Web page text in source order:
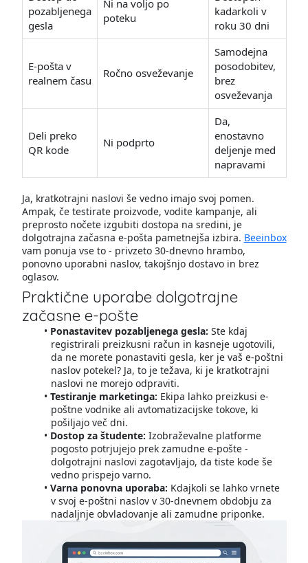
pozabljenega
gesla
Ni na voljo po
poteku
kadarkoli v
roku 30 dni
E-pošta v
realnem času
Ročno osveževanje
Samodejna
posodobitev,
brez
osveževanja
Deli preko
QR kode
Ni podprto
Da,
enostavno
deljenje med
napravami
Ja, kratkotrajni naslovi še vedno imajo svoj pomen.
Ampak, če testirate proizvode, vodite kampanje, ali
preprosto nočete izgubiti dostopa na sredini, je
dolgotrajna začasna e-pošta pametnejša izbira. Beeinbox
vam ponuja vse to - privzeto 30-dnevno hrambo,
ponovno uporabni naslov, takojšnjo dostavo in brez
oglasov.
Praktične uporabe dolgotrajne
začasne e-pošte
Ponastavitev pozabljenega gesla: Ste kdaj
registrirali preizkusni račun in kasneje ugotovili,
da ne morete ponastaviti gesla, ker je vaš e-poštni
naslov potekel? Ja, to je težava, ki je kratkotrajni
naslovi ne morejo odpraviti.
Testiranje marketinga: Ekipa lahko preizkusi e-
poštne vodnike ali avtomatizacijske tokove, ki
pošiljajo več dni.
Dostop za študente: Izobraževalne platforme
pogosto potrjujejo prek zamudne e-pošte -
dolgotrajni naslovi zagotavljajo, da tiste kode še
vedno prispejo varno.
Varna ponovna uporaba: Kdajkoli se lahko vrnete
v svoj e-poštni naslov v 30-dnevnem obdobju za
nadaljnje obvladovanje ali zamudne priponke.